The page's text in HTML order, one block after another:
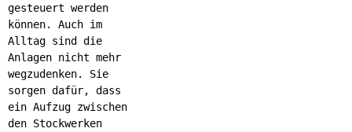
gesteuert werden
können. Auch im
Alltag sind die
Anlagen nicht mehr
wegzudenken. Sie
sorgen dafür, dass
ein Aufzug zwischen
den Stockwerken